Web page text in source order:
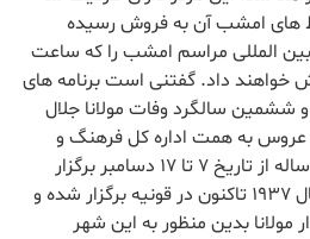
های امشب آن به فروش رسیده
المللی مراسم امشب را که ساعت
خواهد شد٬‌ پوشش خواهند داد. گفتنی است برنامه های
سالگرد وفات مولانا جلال
به همت اداره کل فرهنگ و
گردشگری استان قونیه همه‌ساله از تاریخ 7 تا 17 دسامبر برگزار
می‌شود. مراسم مذکور از سال 1937 تاکنون در قونیه برگزار شده و
مولانا بدین منظور به این شهر